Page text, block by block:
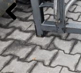
Previous